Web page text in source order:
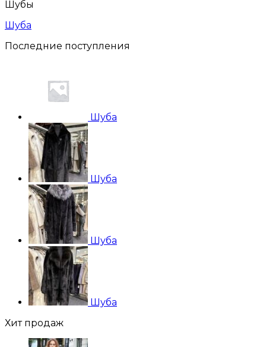
Шубы
Шуба
Последние поступления
Шуба
Шуба
Шуба
Шуба
Хит продаж